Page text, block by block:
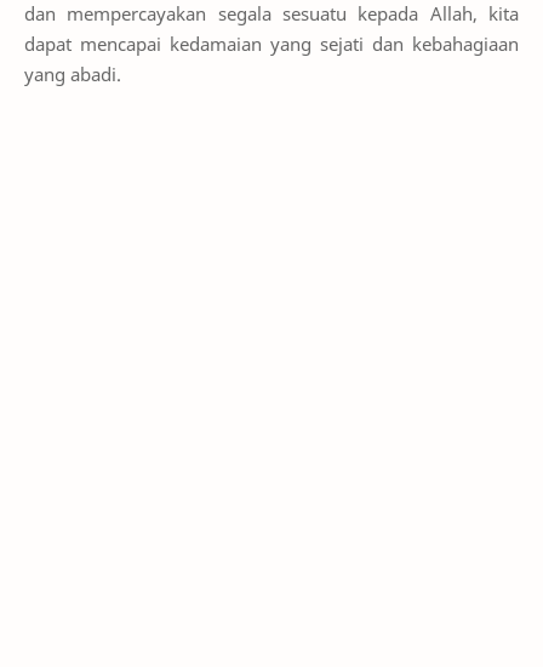
dan mempercayakan segala sesuatu kepada Allah, kita
dapat mencapai kedamaian yang sejati dan kebahagiaan
yang abadi.